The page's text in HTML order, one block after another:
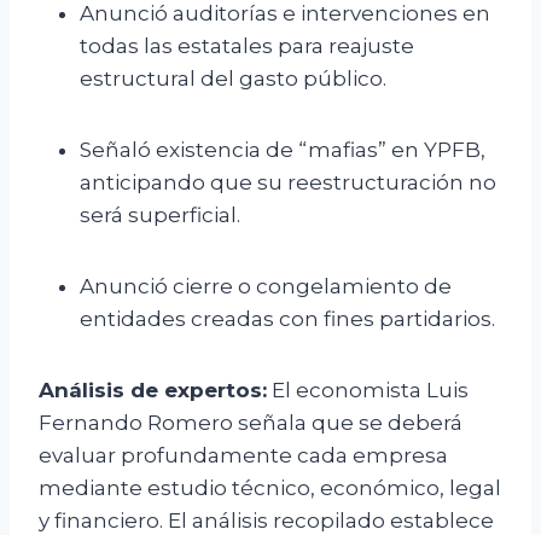
Anunció auditorías e intervenciones en
todas las estatales para reajuste
estructural del gasto público.
Señaló existencia de “mafias” en YPFB,
anticipando que su reestructuración no
será superficial.
Anunció cierre o congelamiento de
entidades creadas con fines partidarios.
Análisis de expertos: El economista Luis
Fernando Romero señala que se deberá
evaluar profundamente cada empresa
mediante estudio técnico, económico, legal
y financiero. El análisis recopilado establece